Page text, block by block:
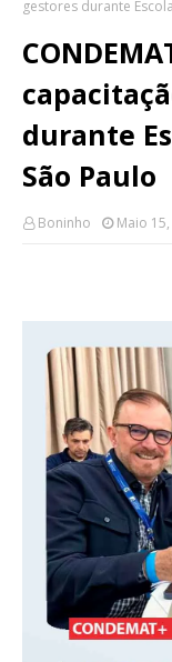
gestores durante
durante
São Paulo
Boninho Maio